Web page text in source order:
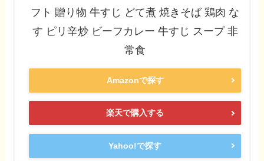
フト 贈り物 牛すじ どて煮 焼きそば 鶏肉 な
す ピリ辛炒 ビーフカレー 牛すじ スープ 非
常食
Amazonで探す
楽天で購入する
Yahoo!で探す